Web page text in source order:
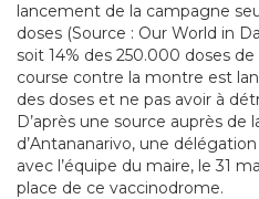
lancement de la campagne
doses (Source : Our World in
soit 14% des 250.000 doses
course contre la montre est
des doses et ne pas avoir à
D’après une source auprès de
d’Antananarivo, une
avec l’équipe du maire, le 31
place de ce vaccinodrome.